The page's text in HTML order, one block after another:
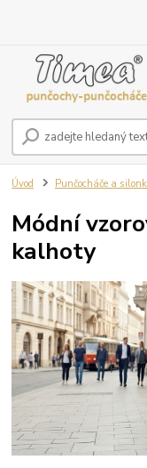
Úvod Punčocháče a
Módní
kalhoty